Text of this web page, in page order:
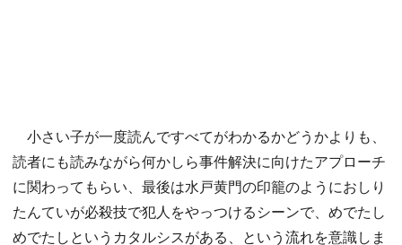
小さい子が一度読んですべてがわかるかどうかよりも、
読者にも読みながら何かしら事件解決に向けたアプローチ
に関わってもらい、最後は水戸黄門の印籠のようにおしり
たんていが必殺技で犯人をやっつけるシーンで、めでたし
めでたしというカタルシスがある、という流れを意識しま